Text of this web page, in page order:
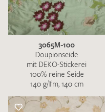
3065M-100
Doupionseide
mit DEKO-Stickerei
100% reine Seide
140 g/lfm, 140 cm